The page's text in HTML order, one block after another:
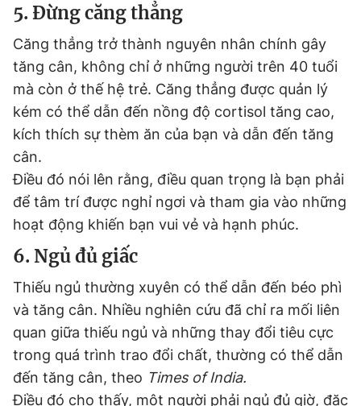
5. Đừng căng thẳng
Căng thẳng trở thành nguyên nhân chính gây
tăng cân, không chỉ ở những người trên 40 tuổi
mà còn ở thế hệ trẻ. Căng thẳng được quản lý
kém có thể dẫn đến nồng độ cortisol tăng cao,
kích thích sự thèm ăn của bạn và dẫn đến tăng
cân.
Điều đó nói lên rằng, điều quan trọng là bạn phải
để tâm trí được nghỉ ngơi và tham gia vào những
hoạt động khiến bạn vui vẻ và hạnh phúc.
6. Ngủ đủ giấc
Thiếu ngủ thường xuyên có thể dẫn đến béo phì
và tăng cân. Nhiều nghiên cứu đã chỉ ra mối liên
quan giữa thiếu ngủ và những thay đổi tiêu cực
trong quá trình trao đổi chất, thường có thể dẫn
đến tăng cân, theo Times of India.
Điều đó cho thấy, một người phải ngủ đủ giờ, đặc